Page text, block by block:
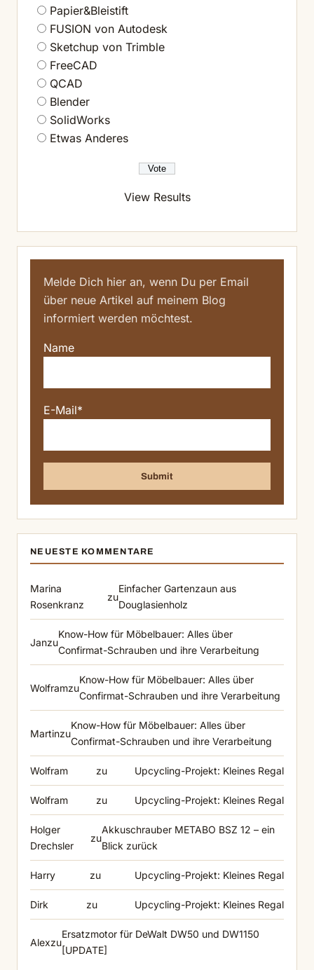
Papier&Bleistift
FUSION von Autodesk
Sketchup von Trimble
FreeCAD
QCAD
Blender
SolidWorks
Etwas Anderes
View Results
Melde Dich hier an, wenn Du per Email
über neue Artikel auf meinem Blog
informiert werden möchtest.
Name
E-Mail*
NEUESTE KOMMENTARE
Marina
Rosenkranz
zu
Einfacher Gartenzaun aus
Douglasienholz
Janzu
Know-How für Möbelbauer: Alles über
Confirmat-Schrauben und ihre Verarbeitung
Wolframzu
Know-How für Möbelbauer: Alles über
Confirmat-Schrauben und ihre Verarbeitung
Martinzu
Know-How für Möbelbauer: Alles über
Confirmat-Schrauben und ihre Verarbeitung
Wolfram zu Upcycling-Projekt: Kleines Regal
Wolfram zu Upcycling-Projekt: Kleines Regal
Holger
Drechsler
zu
Akkuschrauber METABO BSZ 12 – ein
Blick zurück
Harry zu Upcycling-Projekt: Kleines Regal
Dirk zu Upcycling-Projekt: Kleines Regal
Alexzu
Ersatzmotor für DeWalt DW50 und DW1150
[UPDATE]